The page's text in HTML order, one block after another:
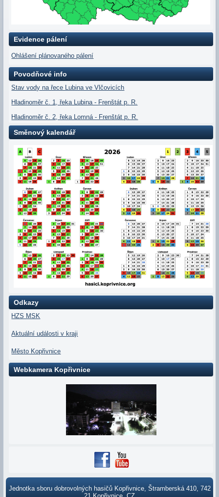
Evidence pálení
Ohlášení plánovaného pálení
Povodňové info
Stav vody na řece Lubina ve Vlčovicích
Hladinoměr č. 1, řeka Lubina - Frenštát p. R.
Hladinoměr č. 2, řeka Lomná - Frenštát p. R.
Směnový kalendář
Odkazy
HZS MSK
Aktuální události v kraji
Město Kopřivnice
Webkamera Kopřivnice
Jednotka sboru dobrovolných hasičů Kopřivnice, Štramberská 410, 742